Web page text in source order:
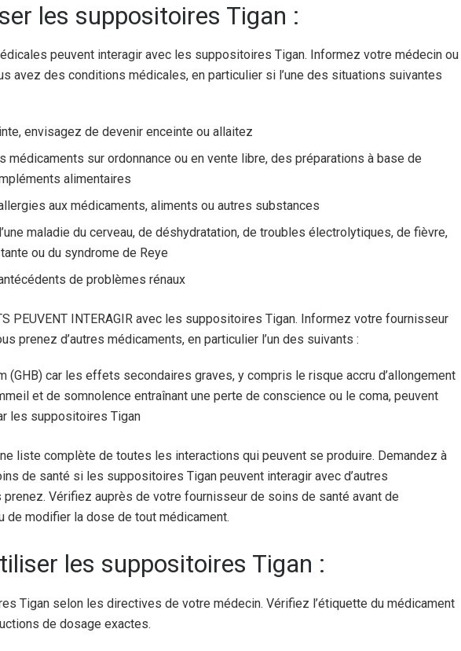
les suppositoires Tigan :
peuvent interagir avec les suppositoires Tigan. Informez votre médecin ou
avez des conditions médicales, en particulier si l’une des situations suivantes
envisagez de devenir enceinte ou allaitez
médicaments sur ordonnance ou en vente libre, des préparations à base de
alimentaires
aux médicaments, aliments ou autres substances
maladie du cerveau, de déshydratation, de troubles électrolytiques, de fièvre,
ou du syndrome de Reye
de problèmes rénaux
PEUVENT INTERAGIR avec les suppositoires Tigan. Informez votre fournisseur
prenez d’autres médicaments, en particulier l’un des suivants :
(GHB) car les effets secondaires graves, y compris le risque accru d’allongement
et de somnolence entraînant une perte de conscience ou le coma, peuvent
les suppositoires Tigan
liste complète de toutes les interactions qui peuvent se produire. Demandez à
de santé si les suppositoires Tigan peuvent interagir avec d’autres
Vérifiez auprès de votre fournisseur de soins de santé avant de
de modifier la dose de tout médicament.
les suppositoires Tigan :
Tigan selon les directives de votre médecin. Vérifiez l’étiquette du médicament
de dosage exactes.